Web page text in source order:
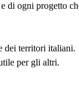
di ogni progetto
dei territori italiani.
per gli altri.